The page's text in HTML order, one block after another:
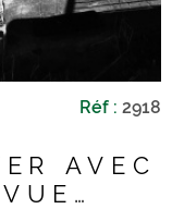
Réf : 2918
AVEC